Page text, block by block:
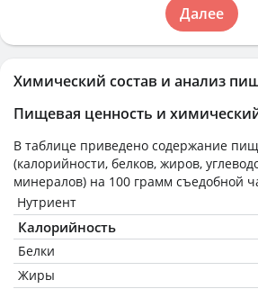
Химический состав и анализ
Пищевая ценность и
В таблице приведено содержание
(калорийности, белков, жиров,
минералов) на 100 грамм съедобной
Нутриент
Калорийность
Белки
Жиры
Далее